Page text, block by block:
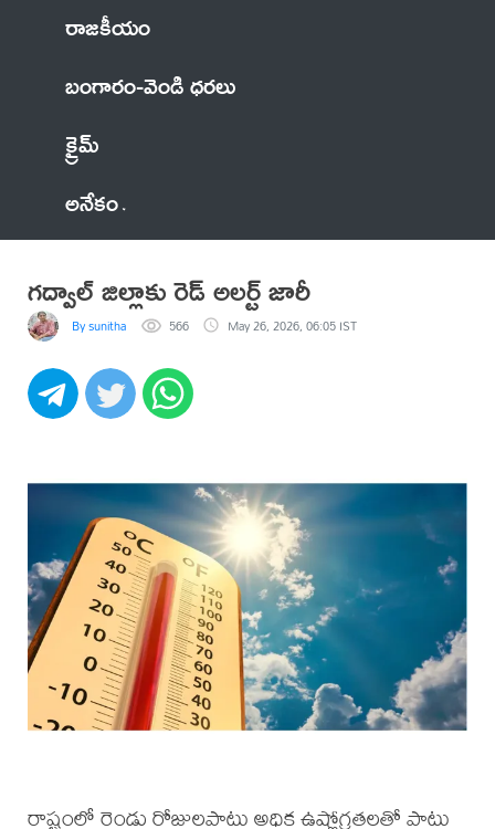
రాజకీయం
బంగారం-వెండి ధరలు
క్రైమ్
అనేకం
గద్వాల్ జిల్లాకు రెడ్ అలర్ట్ జారీ
By sunitha 566 May 26, 2026, 06:05 IST
రాష్ట్రంలో రెండు రోజులపాటు అధిక ఉష్ణోగ్రతలతో పాటు